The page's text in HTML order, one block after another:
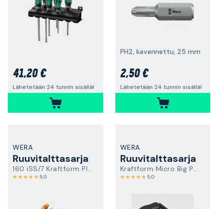
41,20 €
Lähetetään 24 tunnin sisällä!
PH2, kavennettu, 25 mm
2,50 €
Lähetetään 24 tunnin sisällä!
WERA
Ruuvitalttasarja
160 iSS/7 Kraftform Plus
5,0
WERA
Ruuvitalttasarja
Kraftform Micro Big Pack 1
5,0